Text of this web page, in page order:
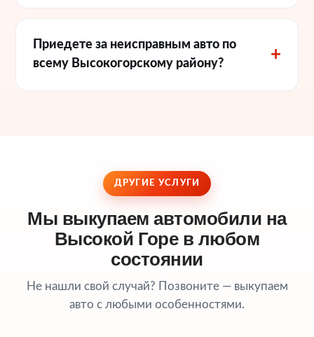
Приедете за неисправным авто по
всему Высокогорскому району?
ДРУГИЕ УСЛУГИ
Мы выкупаем автомобили на
Высокой Горе в любом
состоянии
Не нашли свой случай? Позвоните — выкупаем
авто с любыми особенностями.